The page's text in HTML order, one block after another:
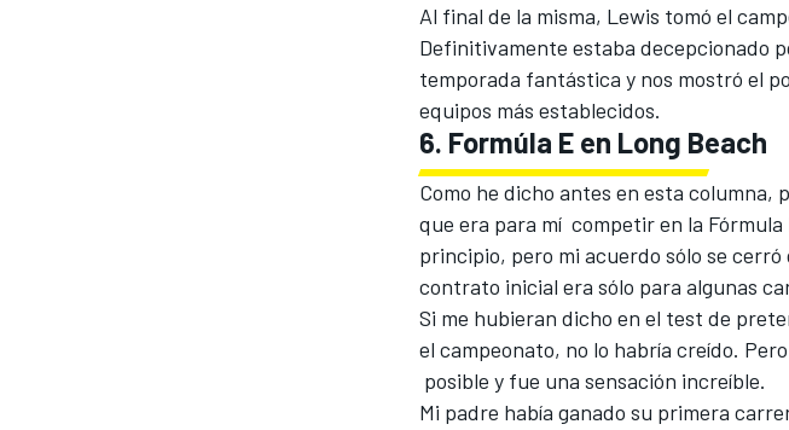
Al final de la misma, Lewis tomó el
Definitivamente estaba decepcionado
temporada fantástica y nos mostró el
equipos más establecidos.
6. Formúla E en Long Beach
Como he dicho antes en esta
que era para mí competir en la
principio, pero mi acuerdo sólo se
contrato inicial era sólo para algunas
Si me hubieran dicho en el test de
el campeonato, no lo habría creído.
posible y fue una sensación increíble.
Mi padre había ganado su primera